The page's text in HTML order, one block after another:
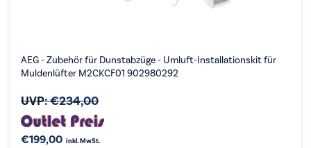
AEG - Zubehör für Dunstabzüge - Umluft-Installationskit für
Muldenlüfter M2CKCF01 902980292
UVP:€234,00
€199,00 inkl. MwSt.